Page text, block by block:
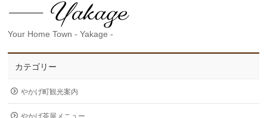
Your Home Town - Yakage -
カテゴリー
やかげ町観光案内
やかげ茶屋メニュー